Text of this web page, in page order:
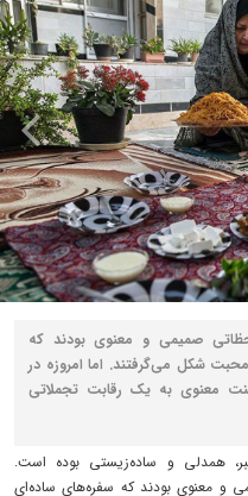
صمیمی و معنوی بودند که
شکل می‌گرفتند. اما امروزه در
معنوی به یک رقابت تجملاتی
همدلی و ساده‌زیستی بوده است.
و معنوی بودند که سفره‌های ساده‌ای